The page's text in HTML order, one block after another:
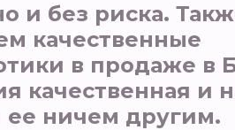
и без риска.
качественные
в продаже в
и
ее ничем другим.